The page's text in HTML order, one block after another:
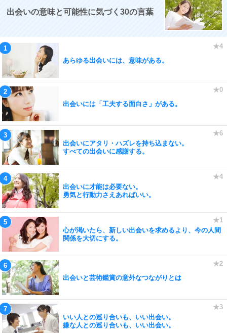
出会いの意味と可能性に気づく30の言葉
あらゆる出会いには、意味がある。
出会いには「工夫する面白さ」がある。
出会いにアタリ・ハズレを持ち込まない。
すべての出会いに感謝する。
出会いに才能は必要ない。
勇気と行動力さえあればいい。
心が渇いたら、新しい出会いを求めるより、今の人間
関係を大切にする。
出会いと芸術鑑賞の意外なつながりとは
いい人との巡り合いも、いい出会い。
嫌な人との巡り合いも、いい出会い。